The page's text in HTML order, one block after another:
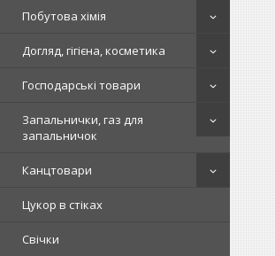
Побутова хімія
Догляд, гігієна, косметика
Господарські товари
Запальнички, газ для
запальничок
Канцтовари
Цукор в стіках
Свічки